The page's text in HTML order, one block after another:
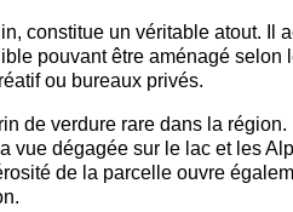
constitue un véritable atout. Il
pouvant être aménagé selon
ou bureaux privés.
de verdure rare dans la
vue dégagée sur le lac et les
de la parcelle ouvre